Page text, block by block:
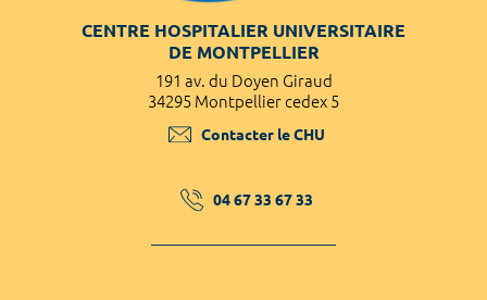
CENTRE HOSPITALIER UNIVERSITAIRE
DE MONTPELLIER
191 av. du Doyen Giraud
34295 Montpellier cedex 5
Contacter le CHU
04 67 33 67 33